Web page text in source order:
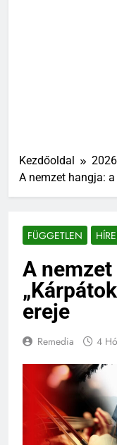
Kezdőoldal 2026
A nemzet hangja: a
FÜGGETLEN
A
ereje
Remedia 4